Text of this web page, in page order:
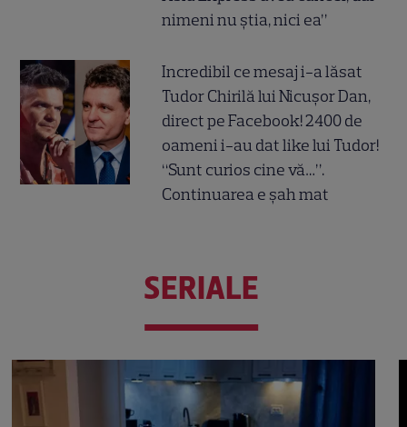
nimeni nu știa, nici ea”
Incredibil ce mesaj i-a lăsat
Tudor Chirilă lui Nicușor Dan,
direct pe Facebook! 2400 de
oameni i-au dat like lui Tudor!
“Sunt curios cine vă…”.
Continuarea e șah mat
SERIALE